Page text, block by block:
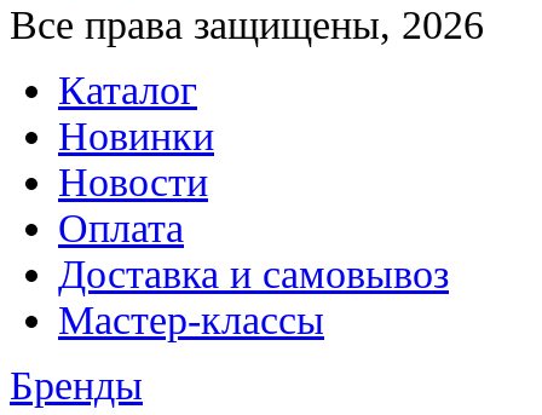
Все права защищены, 2026
Каталог
Новинки
Новости
Оплата
Доставка и самовывоз
Мастер-классы
Бренды